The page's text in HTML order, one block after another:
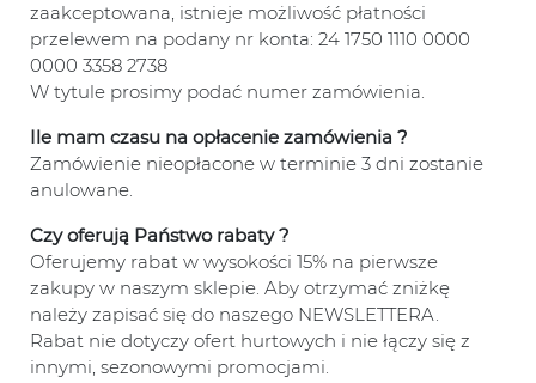
zaakceptowana, istnieje możliwość płatności
przelewem na podany nr konta: 24 1750 1110 0000
0000 3358 2738
W tytule prosimy podać numer zamówienia.
Ile mam czasu na opłacenie zamówienia ?
Zamówienie nieopłacone w terminie 3 dni zostanie
anulowane.
Czy oferują Państwo rabaty ?
Oferujemy rabat w wysokości 15% na pierwsze
zakupy w naszym sklepie. Aby otrzymać zniżkę
należy zapisać się do naszego NEWSLETTERA.
Rabat nie dotyczy ofert hurtowych i nie łączy się z
innymi, sezonowymi promocjami.